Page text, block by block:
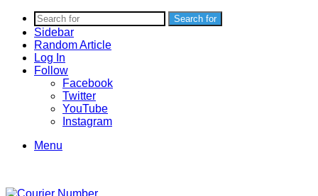
Search for
Sidebar
Random Article
Log In
Follow
Facebook
Twitter
YouTube
Instagram
Menu